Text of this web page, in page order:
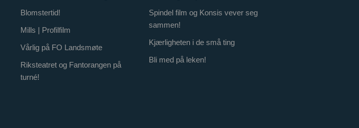
Blomstertid!
Mills | Profilfilm
Vårlig på FO Landsmøte
Riksteatret og Fantorangen på
turné!
Spindel film og Konsis vever seg
sammen!
Kjærligheten i de små ting
Bli med på leken!